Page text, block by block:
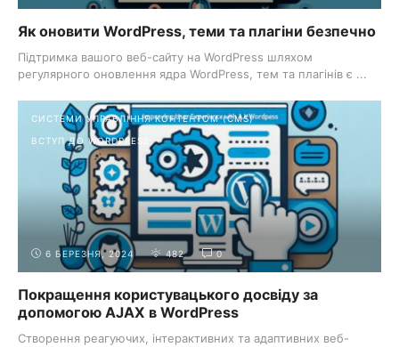
Як оновити WordPress, теми та плагіни безпечно
Підтримка вашого веб-сайту на WordPress шляхом
регулярного оновлення ядра WordPress, тем та плагінів є ...
СИСТЕМИ УПРАВЛІННЯ КОНТЕНТОМ (CMS)
ВСТУП ДО WORDPRESS
6 БЕРЕЗНЯ, 2024 482 0
Покращення користувацького досвіду за
допомогою AJAX в WordPress
Створення реагуючих, інтерактивних та адаптивних веб-